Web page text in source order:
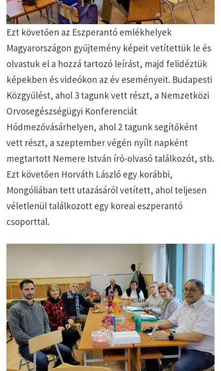
Ezt követően az Eszperantó emlékhelyek
Magyarországon gyűjtemény képeit vetítettük le és
olvastuk el a hozzá tartozó leírást, majd felidéztük
képekben és videókon az év eseményeit. Budapesti
Közgyűlést, ahol 3 tagunk vett részt, a Nemzetközi
Orvosegészségügyi Konferenciát
Hódmezővásárhelyen, ahol 2 tagunk segítőként
vett részt, a szeptember végén nyílt napként
megtartott Nemere István író-olvasó találkozót, stb.
Ezt követően Horváth László egy korábbi,
Mongóliában tett utazásáról vetített, ahol teljesen
véletlenül találkozott egy koreai eszperantó
csoporttal.